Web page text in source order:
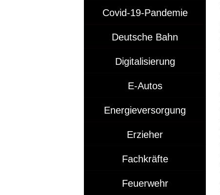
Covid-19-Pandemie
Deutsche Bahn
Digitalisierung
E-Autos
Energieversorgung
Erzieher
Fachkräfte
Feuerwehr